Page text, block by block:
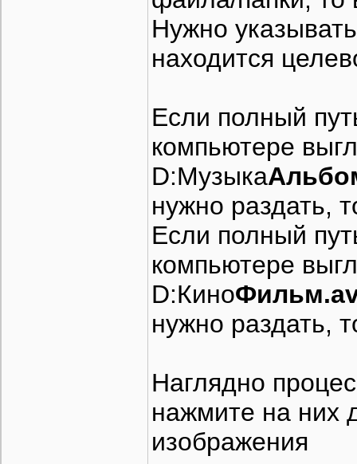
Нужно
находится
Если полный
компьютере
D:Музыка
нужно раздать,
Если полный
компьютере
D:Кино
нужно раздать,
Наглядно
нажмите на них
изображения